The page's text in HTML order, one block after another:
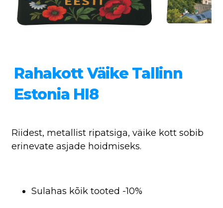
Rahakott Väike Tallinn
Estonia HI8
Riidest, metallist ripatsiga, väike kott sobib
erinevate asjade hoidmiseks.
Sulahas kõik tooted -10%